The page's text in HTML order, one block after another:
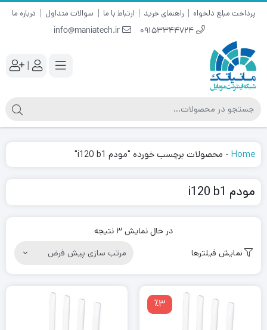
پرداخت مبلغ دلخواه راهنمای خرید ارتباط با ما سوالات متداول درباره ما
09153344724
info@maniatech.ir
|
Home
- محصولات برچسب خورده "مودم i120 b1"
مودم i120 b1
در حال نمایش 3 نتیجه
نمایش فیلترها
٪3